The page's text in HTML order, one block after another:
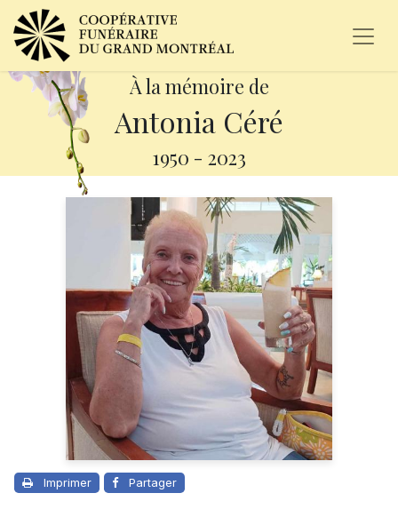
À la mémoire de
Antonia Céré
1950 - 2023
Imprimer Partager